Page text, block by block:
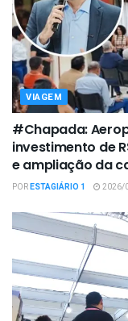
VIAGEM
#Chapada:
investimento de
e ampliação da
PORESTAGIÁRIO 1 2026/